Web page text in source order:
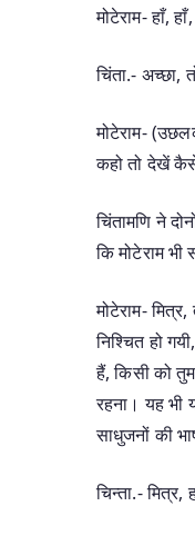
मोटेराम- हाँ,
चिंता.- अच्छा,
मोटेराम-
कहो तो देखें
चिंतामणि ने
कि मोटेराम
मोटेराम-
निश्चित हो
हैं, किसी को
रहना। यह भी
साधुजनों की
चिन्ता.-